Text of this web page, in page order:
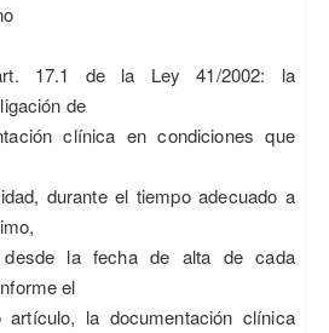
17.1 de la Ley 41/2002: la
de
clínica en condiciones que
durante el tiempo adecuado a
la fecha de alta de cada
el
la documentación clínica